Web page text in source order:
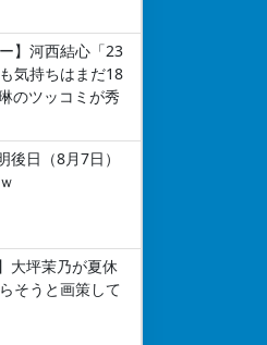
】河西結心「23
気持ちはまだ18
のツッコミが秀
後日（8月7日）
大坪茉乃が夏休
そうと画策して